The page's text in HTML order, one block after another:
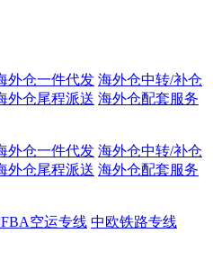
外仓一件代发 海外仓中转/补仓
外仓尾程派送 海外仓配套服务
外仓一件代发 海外仓中转/补仓
外仓尾程派送 海外仓配套服务
空运专线 中欧铁路专线